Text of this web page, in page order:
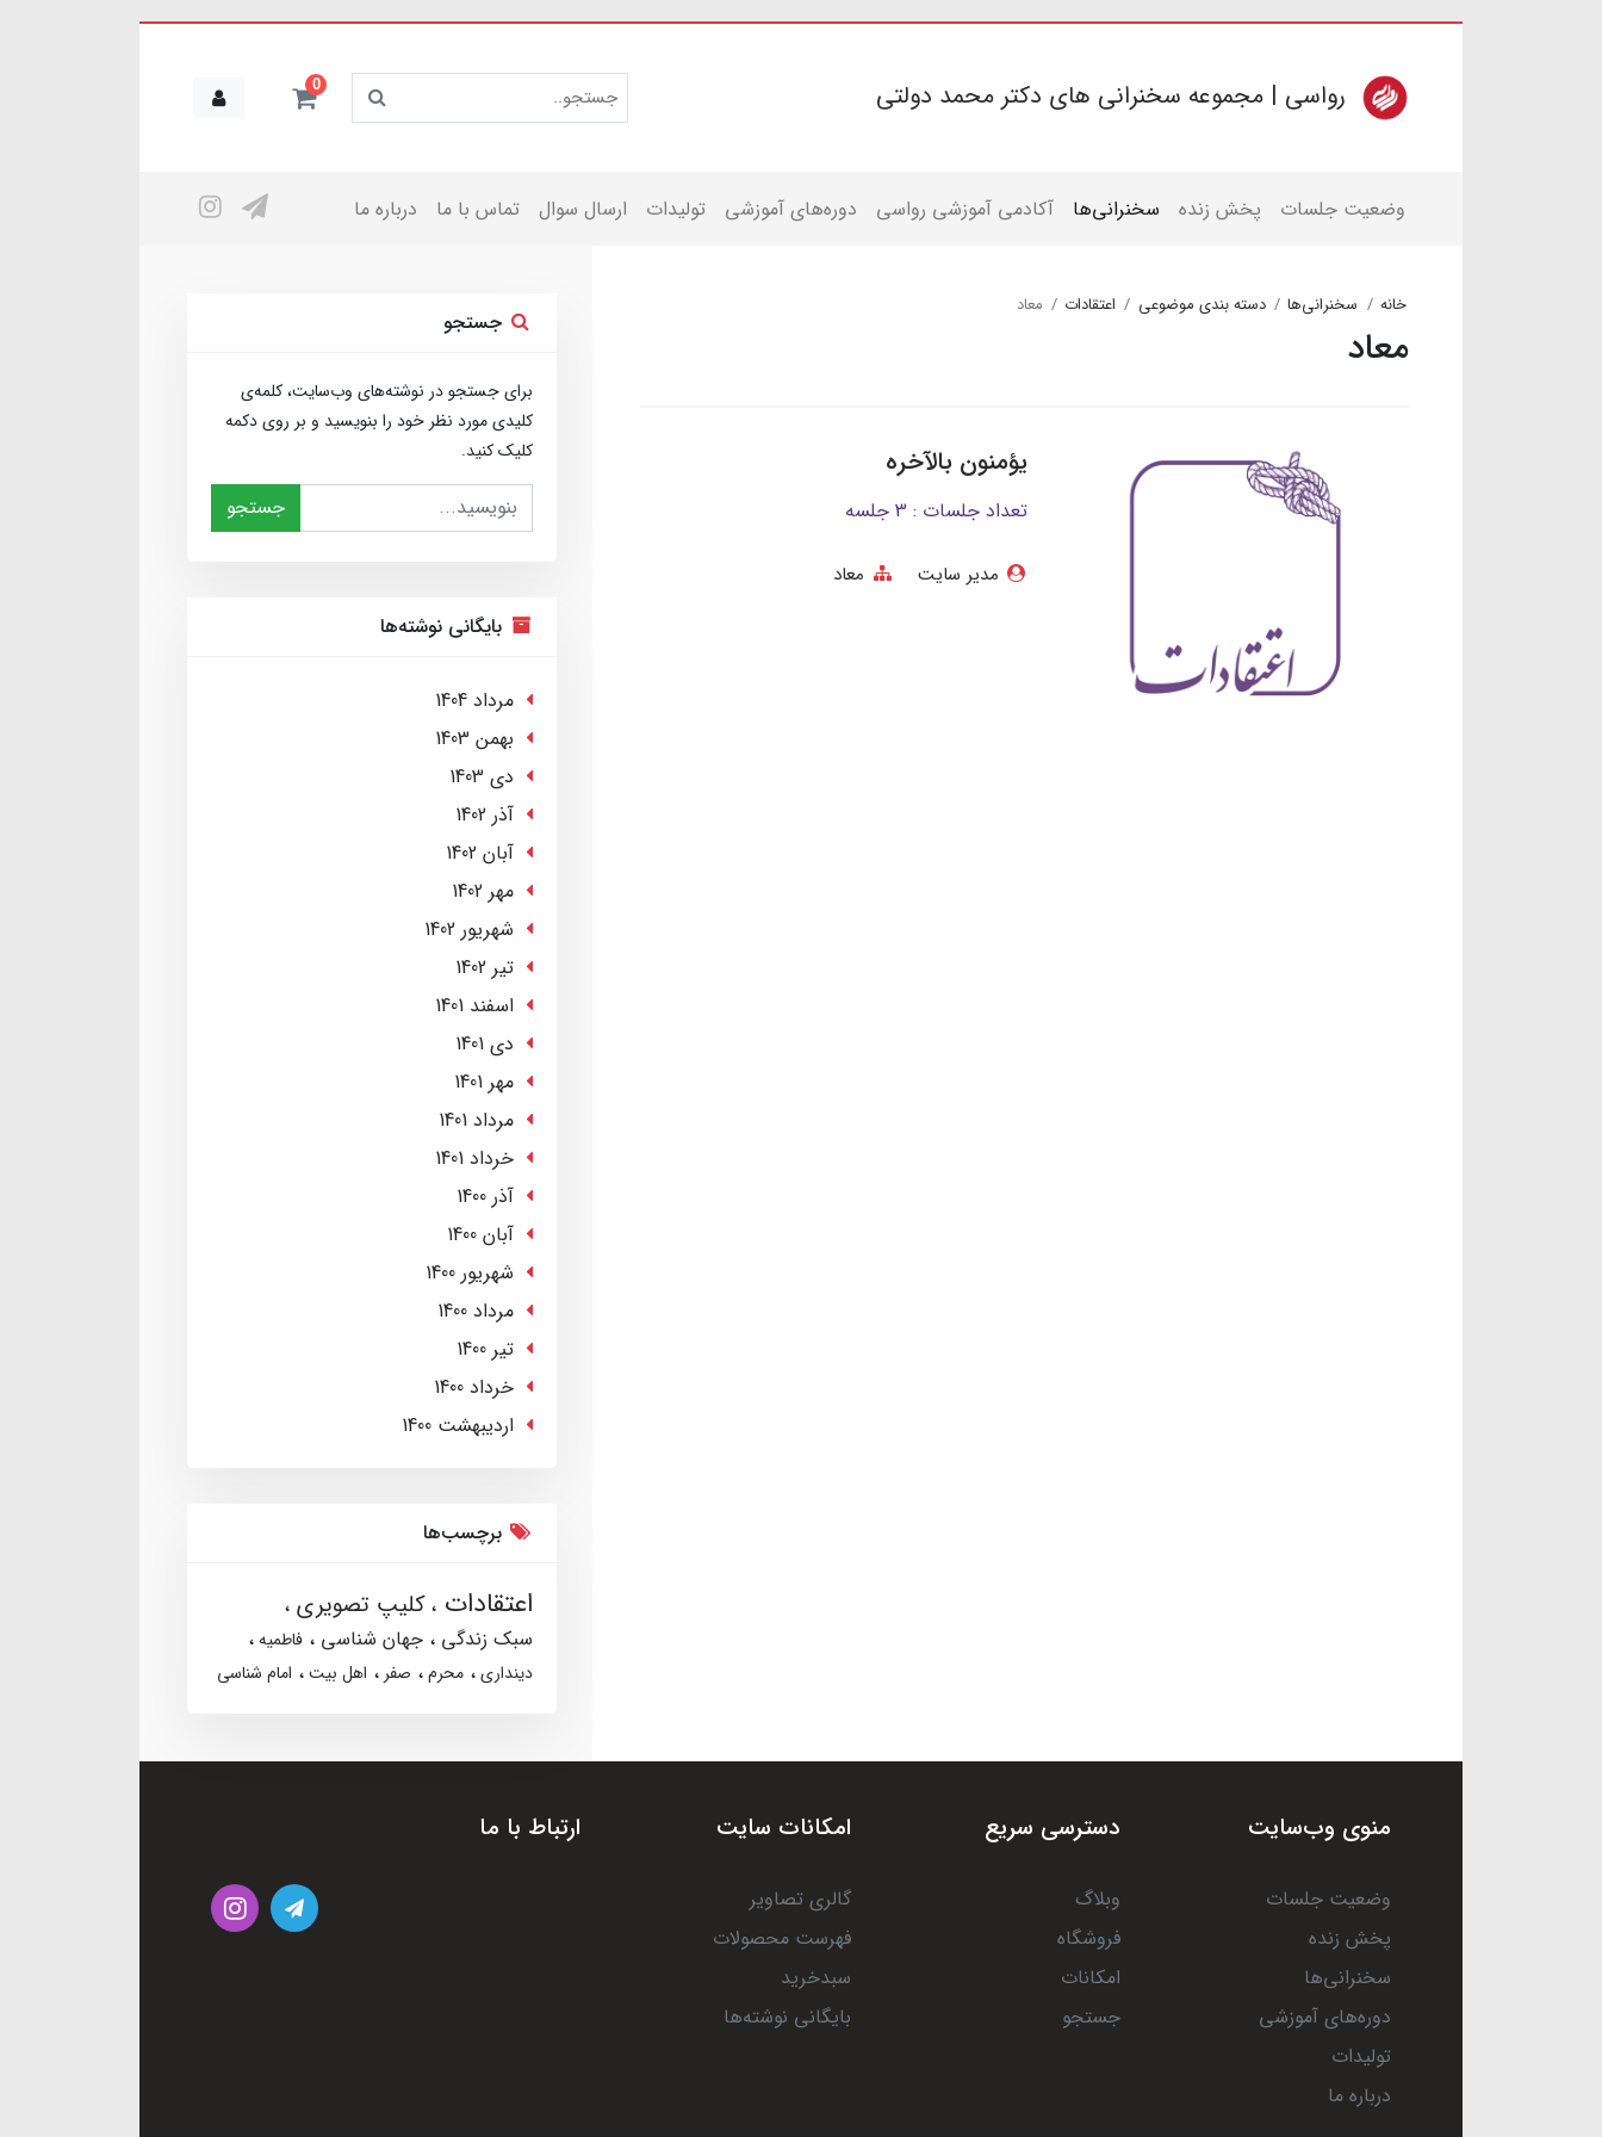
رواسی | مجموعه سخنرانی های دکتر محمد دولتی 0
وضعیت جلسات پخش زنده سخنرانی‌ها آکادمی آموزشی رواسی دوره‌های آموزشی تولیدات ارسال سوال تماس با ما درباره ما
خانه سخنرانی‌ها دسته بندی موضوعی اعتقادات معاد
معاد
یؤمنون بالآخره
تعداد جلسات : 3 جلسه
مدیر سایت معاد
جستجو
برای جستجو در نوشته‌های وب‌سایت، کلمه‌ی
کلیدی مورد نظر خود را بنویسید و بر روی دکمه
کلیک کنید.
جستجو
بایگانی نوشته‌ها
مرداد 1404
بهمن 1403
دی 1403
آذر 1402
آبان 1402
مهر 1402
شهریور 1402
تير 1402
اسفند 1401
دی 1401
مهر 1401
مرداد 1401
خرداد 1401
آذر 1400
آبان 1400
شهریور 1400
مرداد 1400
تير 1400
خرداد 1400
ارديبهشت 1400
برچسب‌ها
اعتقادات کلیپ تصویری
سبک زندگی جهان شناسی
فاطمیه
دینداری
محرم صفر اهل بیت امام شناسی
منوی وب‌سایت
وضعیت جلسات
پخش زنده
سخنرانی‌ها
دوره‌های آموزشی
تولیدات
درباره ما
دسترسی سریع
وبلاگ
فروشگاه
امکانات
جستجو
امکانات سایت
گالری تصاویر
فهرست محصولات
سبدخرید
بایگانی نوشته‌ها
ارتباط با ما